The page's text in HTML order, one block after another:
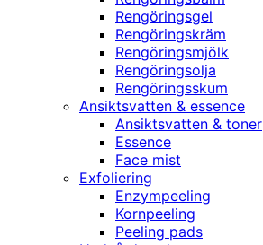
Rengöringsgel
Rengöringskräm
Rengöringsmjölk
Rengöringsolja
Rengöringsskum
Ansiktsvatten & essence
Ansiktsvatten & toner
Essence
Face mist
Exfoliering
Enzympeeling
Kornpeeling
Peeling pads